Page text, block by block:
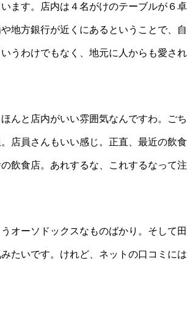
ます。店内は４名がけのテーブルが６
地方銀行が近くにあるということで、
うわけでもなく、地元に人からも愛さ
んと店内がいい雰囲気なんですわ。ご
店員さんもいい感じ。正直、最近の飲
飲食店。あれするな、これするなって
オーソドックスなものばかり。そして
たいです。けれど、ネットの口コミに